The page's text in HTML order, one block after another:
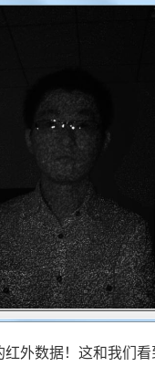
外数据！这和我们